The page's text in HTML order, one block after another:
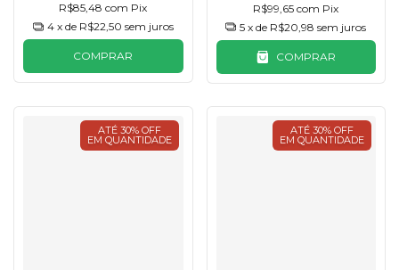
R$85,48com Pix
4 x de R$22,50 sem juros
COMPRAR
R$99,65com Pix
5 x de R$20,98 sem juros
COMPRAR
ATÉ 30% OFF
EM QUANTIDADE
ATÉ 30% OFF
EM QUANTIDADE